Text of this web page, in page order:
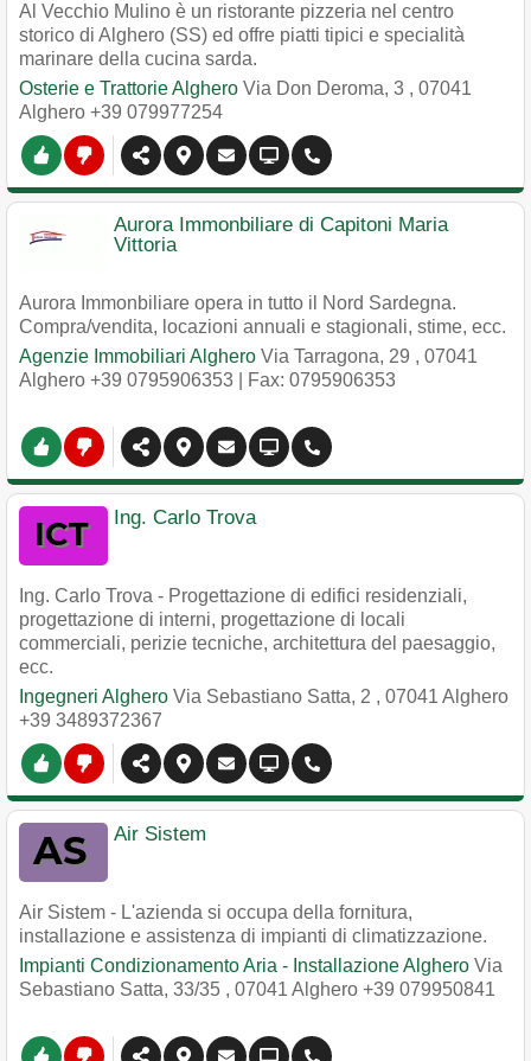
Al Vecchio Mulino è un ristorante pizzeria nel centro
storico di Alghero (SS) ed offre piatti tipici e specialità
marinare della cucina sarda.
Osterie e Trattorie Alghero Via Don Deroma, 3 , 07041
Alghero +39 079977254
Aurora Immonbiliare di Capitoni Maria
Vittoria
Aurora Immonbiliare opera in tutto il Nord Sardegna.
Compra/vendita, locazioni annuali e stagionali, stime, ecc.
Agenzie Immobiliari Alghero Via Tarragona, 29 , 07041
Alghero +39 0795906353 | Fax: 0795906353
Ing. Carlo Trova
Ing. Carlo Trova - Progettazione di edifici residenziali,
progettazione di interni, progettazione di locali
commerciali, perizie tecniche, architettura del paesaggio,
ecc.
Ingegneri Alghero Via Sebastiano Satta, 2 , 07041 Alghero
+39 3489372367
Air Sistem
Air Sistem - L'azienda si occupa della fornitura,
installazione e assistenza di impianti di climatizzazione.
Impianti Condizionamento Aria - Installazione Alghero Via
Sebastiano Satta, 33/35 , 07041 Alghero +39 079950841